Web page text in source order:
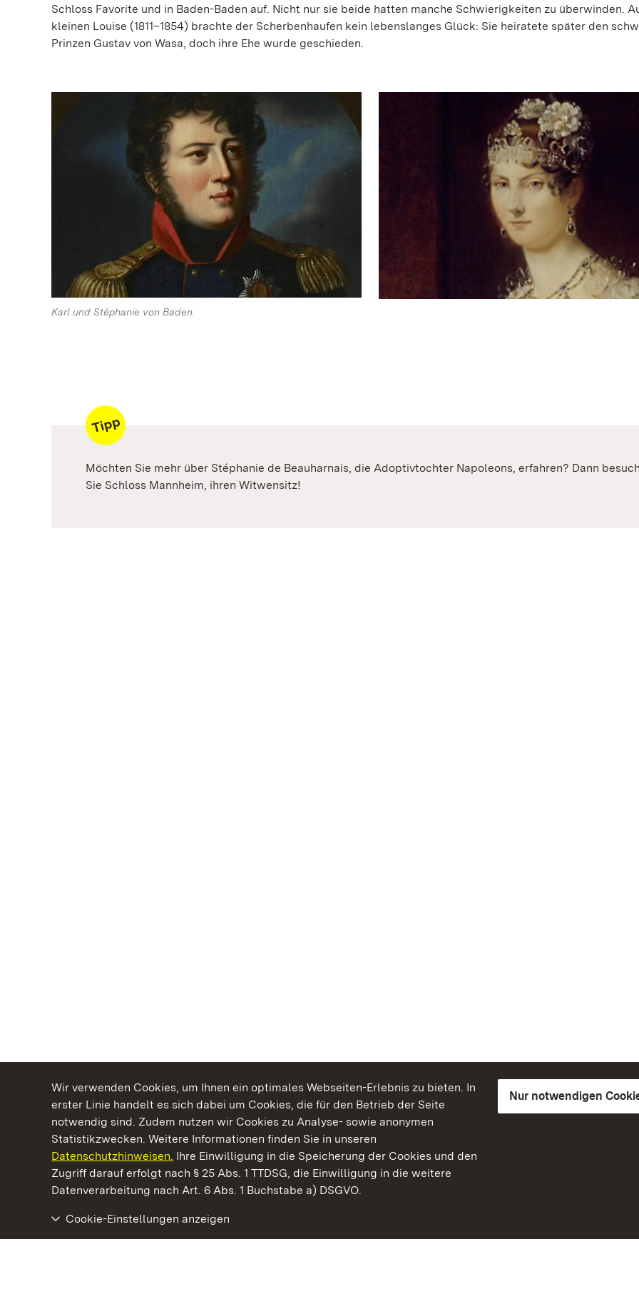
Wir verwenden Cookies, um Ihnen ein optimales Webseiten-Erlebnis zu bieten. In
erster Linie handelt es sich dabei um Cookies, die für den Betrieb der Seite
notwendig sind. Zudem nutzen wir Cookies zu Analyse- sowie anonymen
Statistikzwecken. Weitere Informationen finden Sie in unseren
Datenschutzhinweisen. Ihre Einwilligung in die Speicherung der Cookies und den
Zugriff darauf erfolgt nach § 25 Abs. 1 TTDSG, die Einwilligung in die weitere
Datenverarbeitung nach Art. 6 Abs. 1 Buchstabe a) DSGVO.
Nur notwendigen
Cookie-Einstellungen anzeigen
Schloss Favorite und in Baden-Baden auf. Nicht nur sie beide hatten manche Schwierigkeiten zu überwinden.
kleinen Louise (1811–1854) brachte der Scherbenhaufen kein lebenslanges Glück: Sie heiratete später den
Prinzen Gustav von Wasa, doch ihre Ehe wurde geschieden.
Karl und Stéphanie von Baden.
Möchten Sie mehr über Stéphanie de Beauharnais, die Adoptivtochter Napoleons, erfahren? Dann
Sie Schloss Mannheim, ihren Witwensitz!
Kommen. Staunen. Genießen.